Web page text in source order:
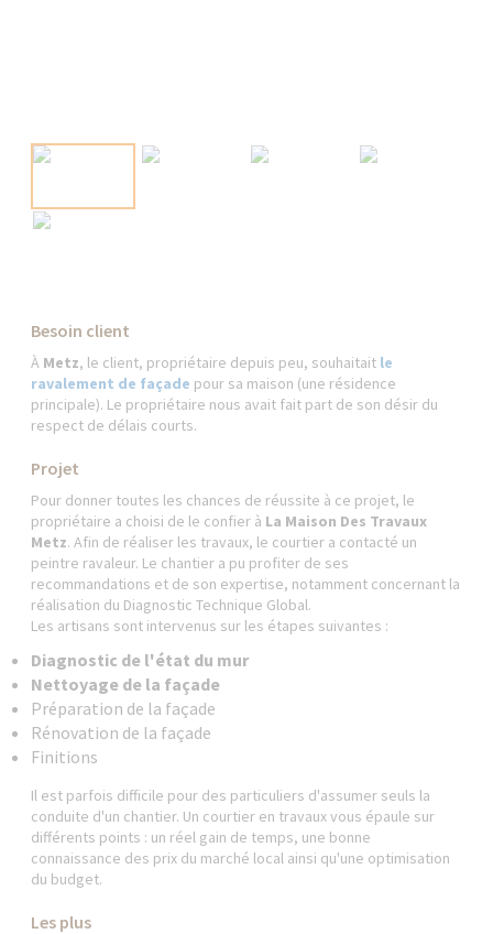
Besoin client
À Metz, le client, propriétaire depuis peu, souhaitait le
ravalement de façade pour sa maison (une résidence
principale). Le propriétaire nous avait fait part de son désir du
respect de délais courts.
Projet
Pour donner toutes les chances de réussite à ce projet, le
propriétaire a choisi de le confier à La Maison Des Travaux
Metz. Afin de réaliser les travaux, le courtier a contacté un
peintre ravaleur. Le chantier a pu profiter de ses
recommandations et de son expertise, notamment concernant la
réalisation du Diagnostic Technique Global.
Les artisans sont intervenus sur les étapes suivantes :
Diagnostic de l'état du mur
Nettoyage de la façade
Préparation de la façade
Rénovation de la façade
Finitions
Il est parfois difficile pour des particuliers d'assumer seuls la
conduite d'un chantier. Un courtier en travaux vous épaule sur
différents points : un réel gain de temps, une bonne
connaissance des prix du marché local ainsi qu'une optimisation
du budget.
Les plus